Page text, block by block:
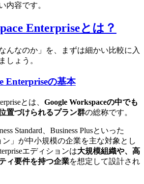
内容です。
Enterpriseとは？
なんなのか」を、まずは細かい比較に入
しょう。
Enterpriseの基本
とは、 Google Workspaceの中でも
置づけられるプラン群の総称です。
Standard、Business Plusといった
ン」が中小規模の企業を主な対象とし
エディションは大規模組織や、高
ィ要件を持つ企業を想定して設計され